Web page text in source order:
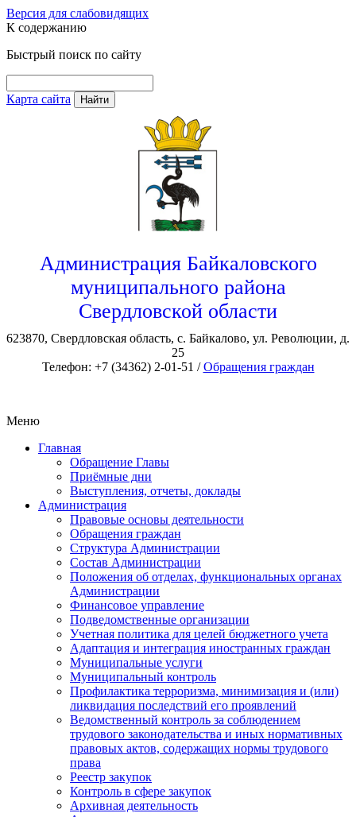
Версия для слабовидящих
К содержанию
Быстрый поиск по сайту
Карта сайта Найти
Администрация Байкаловского
муниципального района
Свердловской области
623870, Свердловская область, с. Байкалово, ул. Революции, д.
25
Телефон: +7 (34362) 2-01-51 /Обращения граждан
Меню
Главная
Обращение Главы
Приёмные дни
Выступления, отчеты, доклады
Администрация
Правовые основы деятельности
Обращения граждан
Структура Администрации
Состав Администрации
Положения об отделах, функциональных органах
Администрации
Финансовое управление
Подведомственные организации
Учетная политика для целей бюджетного учета
Адаптация и интеграция иностранных граждан
Муниципальные услуги
Муниципальный контроль
Профилактика терроризма, минимизация и (или)
ликвидация последствий его проявлений
Ведомственный контроль за соблюдением
трудового законодательства и иных нормативных
правовых актов, содержащих нормы трудового
права
Реестр закупок
Контроль в сфере закупок
Архивная деятельность